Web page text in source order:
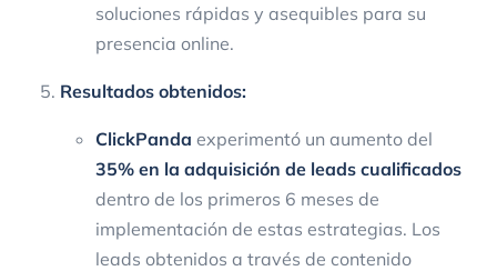
soluciones rápidas y asequibles para su
presencia online.
Resultados obtenidos:
ClickPanda experimentó un aumento del
35% en la adquisición de leads cualificados
dentro de los primeros 6 meses de
implementación de estas estrategias. Los
leads obtenidos a través de contenido